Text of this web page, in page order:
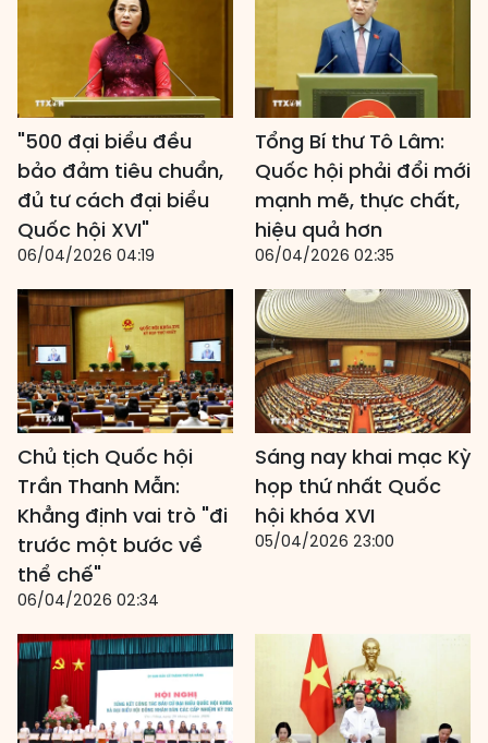
"500 đại biểu đều
bảo đảm tiêu chuẩn,
đủ tư cách đại biểu
Quốc hội XVI"
06/04/2026 04:19
Tổng Bí thư Tô Lâm:
Quốc hội phải đổi mới
mạnh mẽ, thực chất,
hiệu quả hơn
06/04/2026 02:35
Chủ tịch Quốc hội
Trần Thanh Mẫn:
Khẳng định vai trò "đi
trước một bước về
thể chế"
06/04/2026 02:34
Sáng nay khai mạc Kỳ
họp thứ nhất Quốc
hội khóa XVI
05/04/2026 23:00